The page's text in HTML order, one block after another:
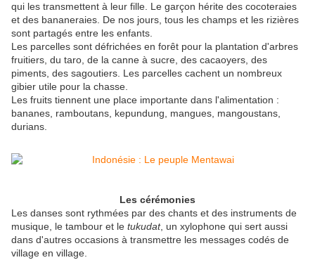
qui les transmettent à leur fille. Le garçon hérite des cocoteraies
et des bananeraies. De nos jours, tous les champs et les rizières
sont partagés entre les enfants.
Les parcelles sont défrichées en forêt pour la plantation d'arbres
fruitiers, du taro, de la canne à sucre, des cacaoyers, des
piments, des sagoutiers. Les parcelles cachent un nombreux
gibier utile pour la chasse.
Les fruits tiennent une place importante dans l'alimentation :
bananes, ramboutans, kepundung, mangues, mangoustans,
durians.
Les cérémonies
Les danses sont rythmées par des chants et des instruments de
musique, le tambour et le tukudat, un xylophone qui sert aussi
dans d'autres occasions à transmettre les messages codés de
village en village.